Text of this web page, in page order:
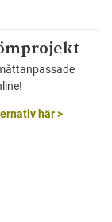
här >